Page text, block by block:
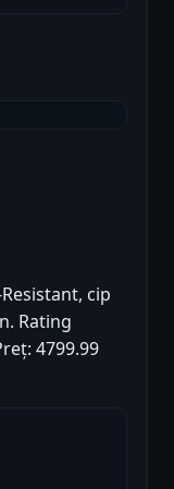
cip
Rating
4799.99